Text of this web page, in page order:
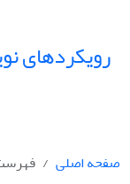
رویکردهای
صفحه اصلی